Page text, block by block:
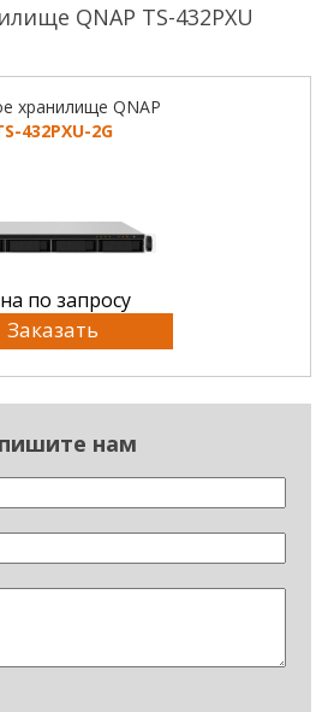
QNAP TS-432PXU
хранилище QNAP
432PXU-2G
по запросу
Заказать
нам